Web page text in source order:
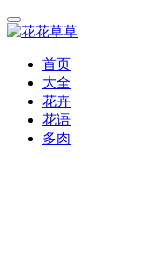
首页
大全
花卉
花语
多肉